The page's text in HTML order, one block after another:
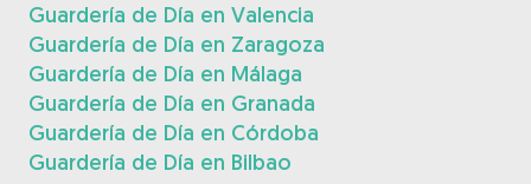
Guardería de Día en Valencia
Guardería de Día en Zaragoza
Guardería de Día en Málaga
Guardería de Día en Granada
Guardería de Día en Córdoba
Guardería de Día en Bilbao